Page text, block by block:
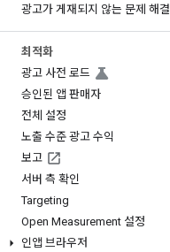
광고가 게재되지 않는 문제 해결
최적화
광고 사전 로드
승인된 앱 판매자
전체 설정
노출 수준 광고 수익
보고
서버 측 확인
Targeting
Open Measurement 설정
인앱 브라우저